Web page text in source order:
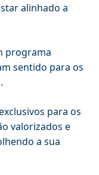
alinhado a
programa
sentido para os
para os
valorizados e
a sua